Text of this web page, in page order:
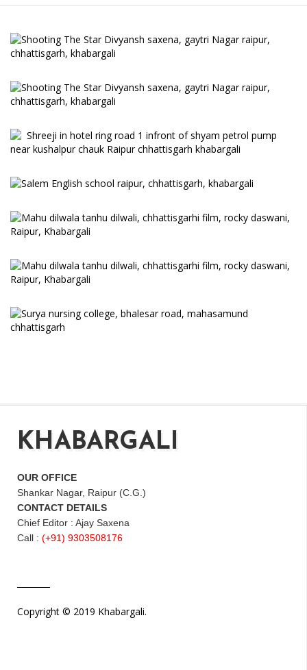
KHABARGALI
OUR OFFICE
Shankar Nagar, Raipur (C.G.)
CONTACT DETAILS
Chief Editor : Ajay Saxena
Call : (+91) 9303508176
Copyright © 2019 Khabargali.